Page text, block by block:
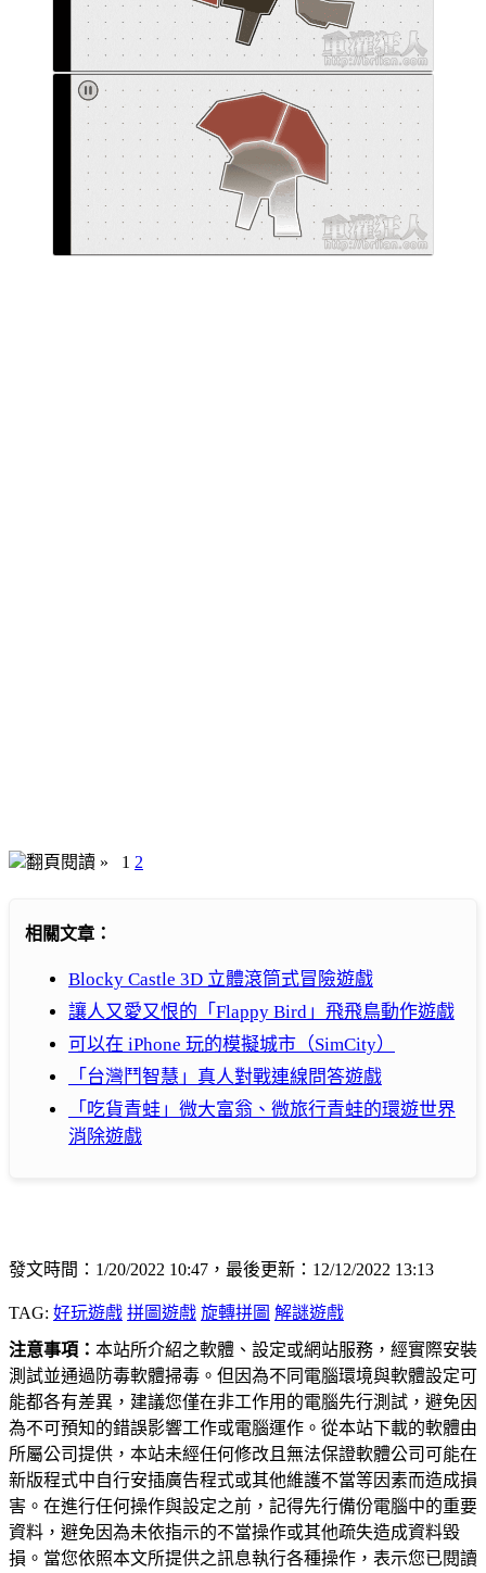
翻頁閱讀 » 1 2
相關文章：
Blocky Castle 3D 立體滾筒式冒險遊戲
讓人又愛又恨的「Flappy Bird」飛飛鳥動作遊戲
可以在 iPhone 玩的模擬城市（SimCity）
「台灣鬥智慧」真人對戰連線問答遊戲
「吃貨青蛙」微大富翁、微旅行青蛙的環遊世界
消除遊戲
發文時間：1/20/2022 10:47，最後更新：12/12/2022 13:13
TAG: 好玩遊戲 拼圖遊戲 旋轉拼圖 解謎遊戲
注意事項： 本站所介紹之軟體、設定或網站服務，經實際安裝
測試並通過防毒軟體掃毒。但因為不同電腦環境與軟體設定可
能都各有差異，建議您僅在非工作用的電腦先行測試，避免因
為不可預知的錯誤影響工作或電腦運作。從本站下載的軟體由
所屬公司提供，本站未經任何修改且無法保證軟體公司可能在
新版程式中自行安插廣告程式或其他維護不當等因素而造成損
害。在進行任何操作與設定之前，記得先行備份電腦中的重要
資料，避免因為未依指示的不當操作或其他疏失造成資料毀
損。當您依照本文所提供之訊息執行各種操作，表示您已閱讀